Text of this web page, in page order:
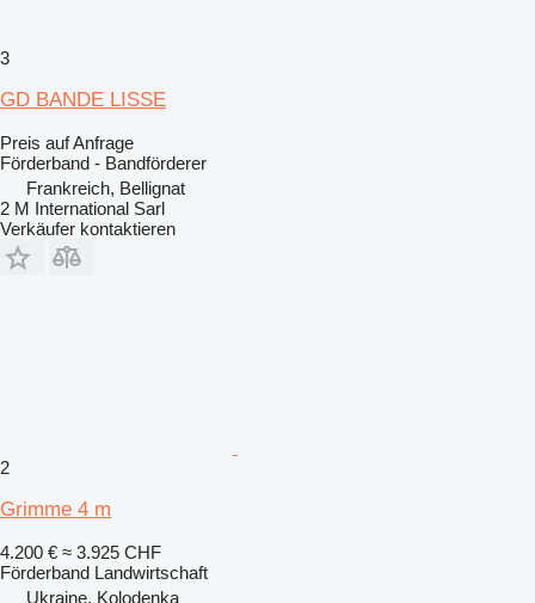
3
GD BANDE LISSE
Preis auf Anfrage
Förderband - Bandförderer
Frankreich, Bellignat
2 M International Sarl
Verkäufer kontaktieren
2
Grimme 4 m
4.200 € ≈ 3.925 CHF
Förderband Landwirtschaft
Ukraine, Kolodenka